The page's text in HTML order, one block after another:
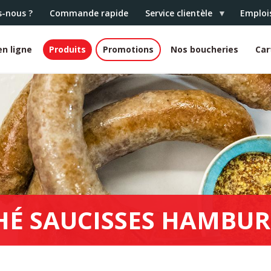
nous ? Commande rapide Service clientèle
ligne Produits Promotions Nos boucheries
SAUCISSES